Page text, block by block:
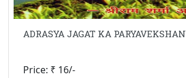
ADRASYA JAGAT KA PARYAVEKSHAN
Price: ₹ 16/-